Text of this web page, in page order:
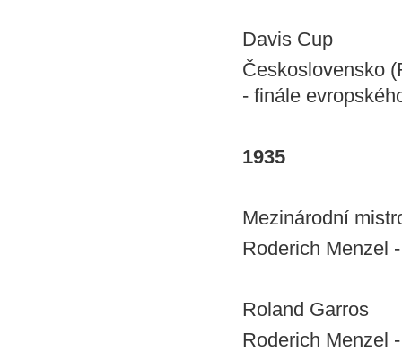
Davis Cup
Československo
- finále
1935
Mezinárodní
Roderich Menzel
Roland Garros
Roderich Menzel